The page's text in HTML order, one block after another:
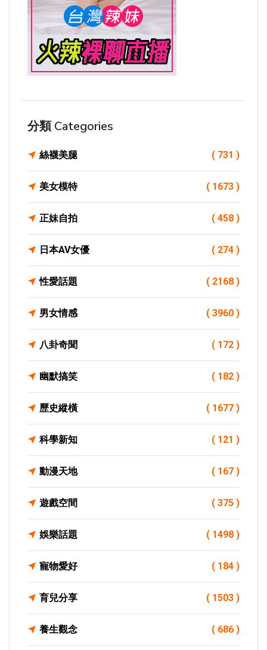
分類 Categories
絲襪美腿 ( 731 )
美女模特 ( 1673 )
正妹自拍 ( 458 )
日本AV女優 ( 274 )
性愛話題 ( 2168 )
男女情感 ( 3960 )
八卦奇聞 ( 172 )
幽默搞笑 ( 182 )
歷史縱橫 ( 1677 )
科學新知 ( 121 )
動漫天地 ( 167 )
遊戲空間 ( 375 )
娛樂話題 ( 1498 )
寵物愛好 ( 184 )
育兒分享 ( 1503 )
養生觀念 ( 686 )